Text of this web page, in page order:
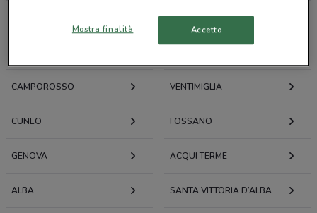
IMPERIA
CAMPOROSSO VENTIMIGLIA
CUNEO FOSSANO
GENOVA ACQUI TERME
ALBA SANTA VITTORIA D’ALBA
Mostra finalità Accetto